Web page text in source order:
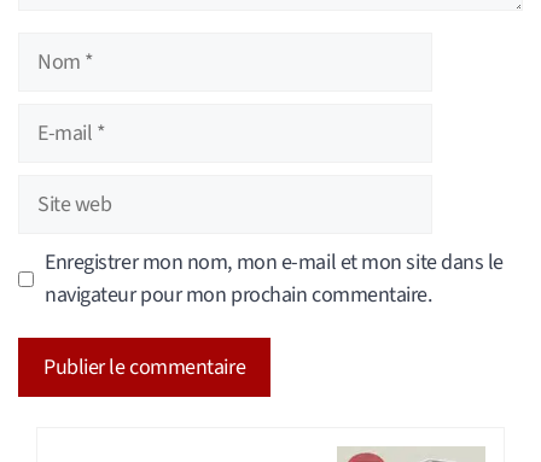
Nom
Site
web
Enregistrer mon nom, mon e-mail et mon site dans le
navigateur pour mon prochain commentaire.